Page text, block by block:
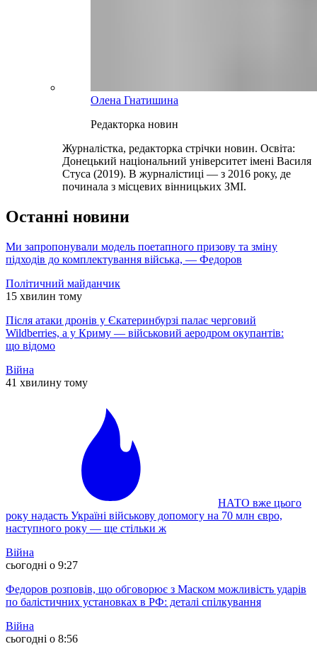
Олена Гнатишина
Редакторка новин
Журналістка, редакторка стрічки новин. Освіта:
Донецький національний університет імені Василя
Стуса (2019). В журналістиці — з 2016 року, де
починала з місцевих вінницьких ЗМІ.
Останні новини
Ми запропонували модель поетапного призову та зміну
підходів до комплектування війська, — Федоров
Політичний майданчик
15 хвилин тому
Після атаки дронів у Єкатеринбурзі палає черговий
Wildberries, а у Криму — військовий аеродром окупантів:
що відомо
Війна
41 хвилину тому
НАТО вже цього
року надасть Україні військову допомогу на 70 млн євро,
наступного року — ще стільки ж
Війна
сьогодні о 9:27
Федоров розповів, що обговорює з Маском можливість ударів
по балістичних установках в РФ: деталі спілкування
Війна
сьогодні о 8:56